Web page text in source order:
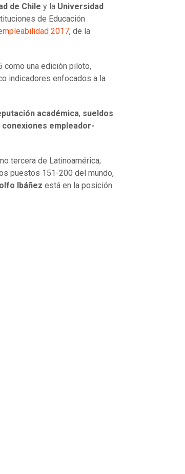
de Chile y la Universidad
de Educación
2017, de la
como una edición piloto,
indicadores enfocados a la
académica, sueldos
conexiones empleador-
tercera de Latinoamérica;
puestos 151-200 del mundo,
Ibáñez está en la posición